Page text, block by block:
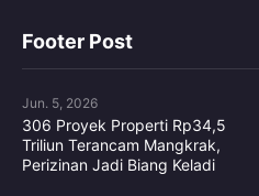
Footer Post
Jun. 5, 2026
306 Proyek Properti Rp34,5
Triliun Terancam Mangkrak,
Perizinan Jadi Biang Keladi